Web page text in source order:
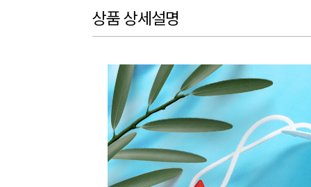
상품 상세설명